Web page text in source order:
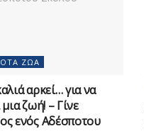
ΖΏΑ
αρκεί… για να
μια ζωή! – Γίνε
ενός Αδέσποτου